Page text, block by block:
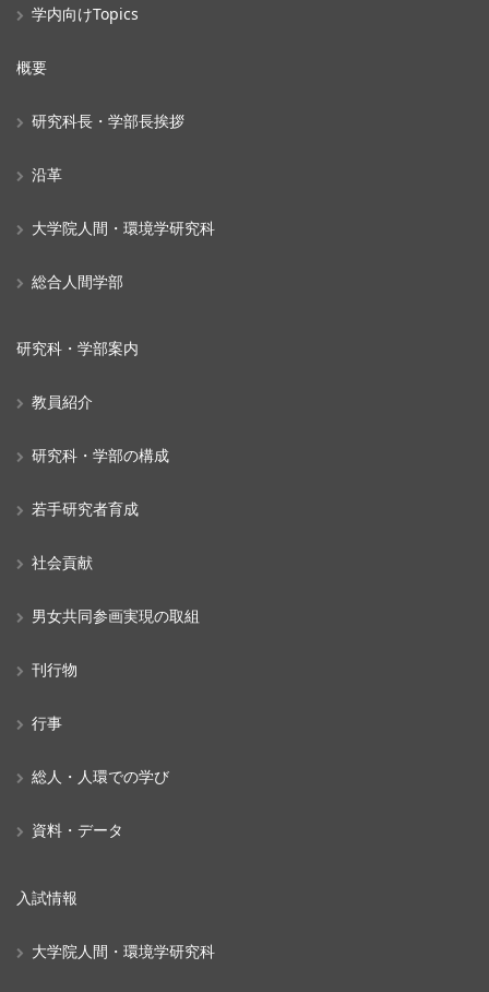
学内向けTopics
概要
研究科長・学部長挨拶
沿革
大学院人間・環境学研究科
総合人間学部
研究科・学部案内
教員紹介
研究科・学部の構成
若手研究者育成
社会貢献
男女共同参画実現の取組
刊行物
行事
総人・人環での学び
資料・データ
入試情報
大学院人間・環境学研究科